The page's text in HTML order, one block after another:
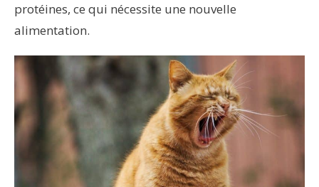
protéines, ce qui nécessite une nouvelle
alimentation.